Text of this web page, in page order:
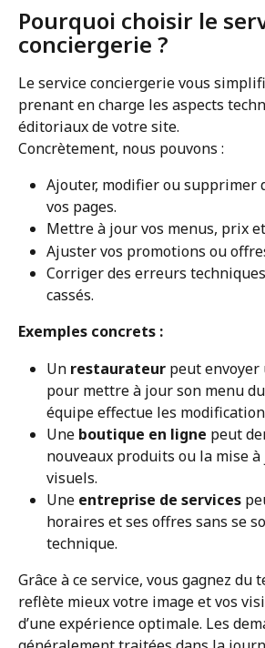
Pourquoi choisir le
conciergerie ?
Le service conciergerie vous
prenant en charge les aspects
éditoriaux de votre site.
Concrètement, nous pouvons :
Ajouter, modifier ou supprimer
vos pages.
Mettre à jour vos menus, prix
Ajuster vos promotions ou
Corriger des erreurs
cassés.
Exemples concrets :
Un restaurateur peut envoyer
pour mettre à jour son menu
équipe effectue les
Une boutique en ligne peut
nouveaux produits ou la mise
visuels.
Une entreprise de services
horaires et ses offres sans se
technique.
Grâce à ce service, vous gagnez du
reflète mieux votre image et vos
d’une expérience optimale. Les